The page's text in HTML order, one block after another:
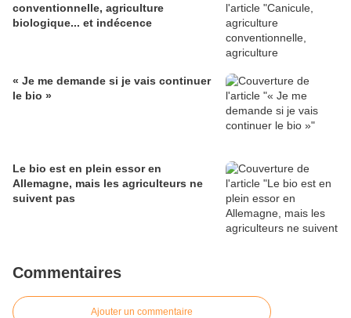
conventionnelle, agriculture
biologique... et indécence
« Je me demande si je vais continuer
le bio »
Le bio est en plein essor en
Allemagne, mais les agriculteurs ne
suivent pas
Commentaires
Ajouter un commentaire